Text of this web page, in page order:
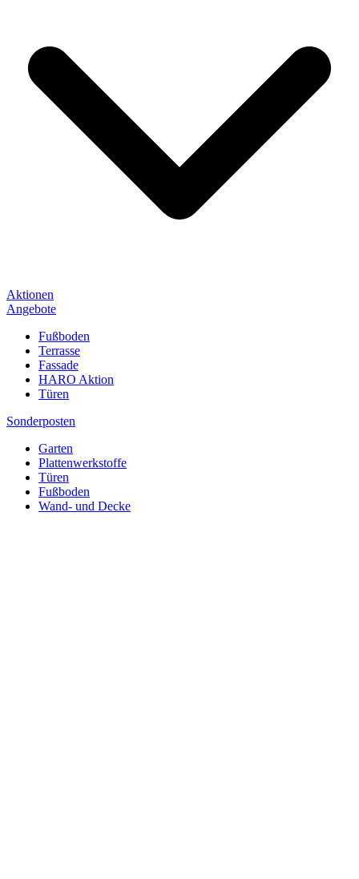
Aktionen
Angebote
Fußboden
Terrasse
Fassade
HARO Aktion
Türen
Sonderposten
Garten
Plattenwerkstoffe
Türen
Fußboden
Wand- und Decke